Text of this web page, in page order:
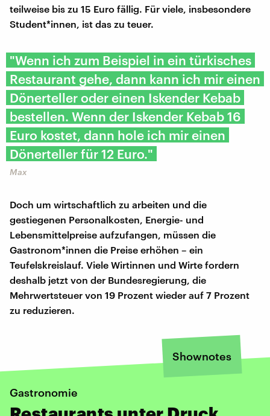
teilweise bis zu 15 Euro fällig. Für viele, insbesondere
Student*innen, ist das zu teuer.
"Wenn ich zum Beispiel in ein türkisches
Restaurant gehe, dann kann ich mir einen
Dönerteller oder einen Iskender Kebab
bestellen. Wenn der Iskender Kebab 16
Euro kostet, dann hole ich mir einen
Dönerteller für 12 Euro."
Max
Doch um wirtschaftlich zu arbeiten und die
gestiegenen Personalkosten, Energie- und
Lebensmittelpreise aufzufangen, müssen die
Gastronom*innen die Preise erhöhen – ein
Teufelskreislauf. Viele Wirtinnen und Wirte fordern
deshalb jetzt von der Bundesregierung, die
Mehrwertsteuer von 19 Prozent wieder auf 7 Prozent
zu reduzieren.
Shownotes
Gastronomie